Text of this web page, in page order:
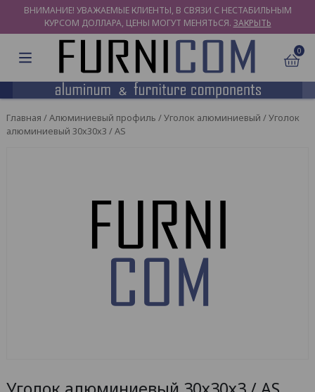
ВНИМАНИЕ! УВАЖАЕМЫЕ КЛИЕНТЫ, В СВЯЗИ С НЕСТАБИЛЬНЫМ
КУРСОМ ДОЛЛАРА, ЦЕНЫ МОГУТ МЕНЯТЬСЯ. ЗАКРЫТЬ
0
Главная /Алюминиевый профиль /Уголок алюминиевый / Уголок
алюминиевый 30х30х3 / AS